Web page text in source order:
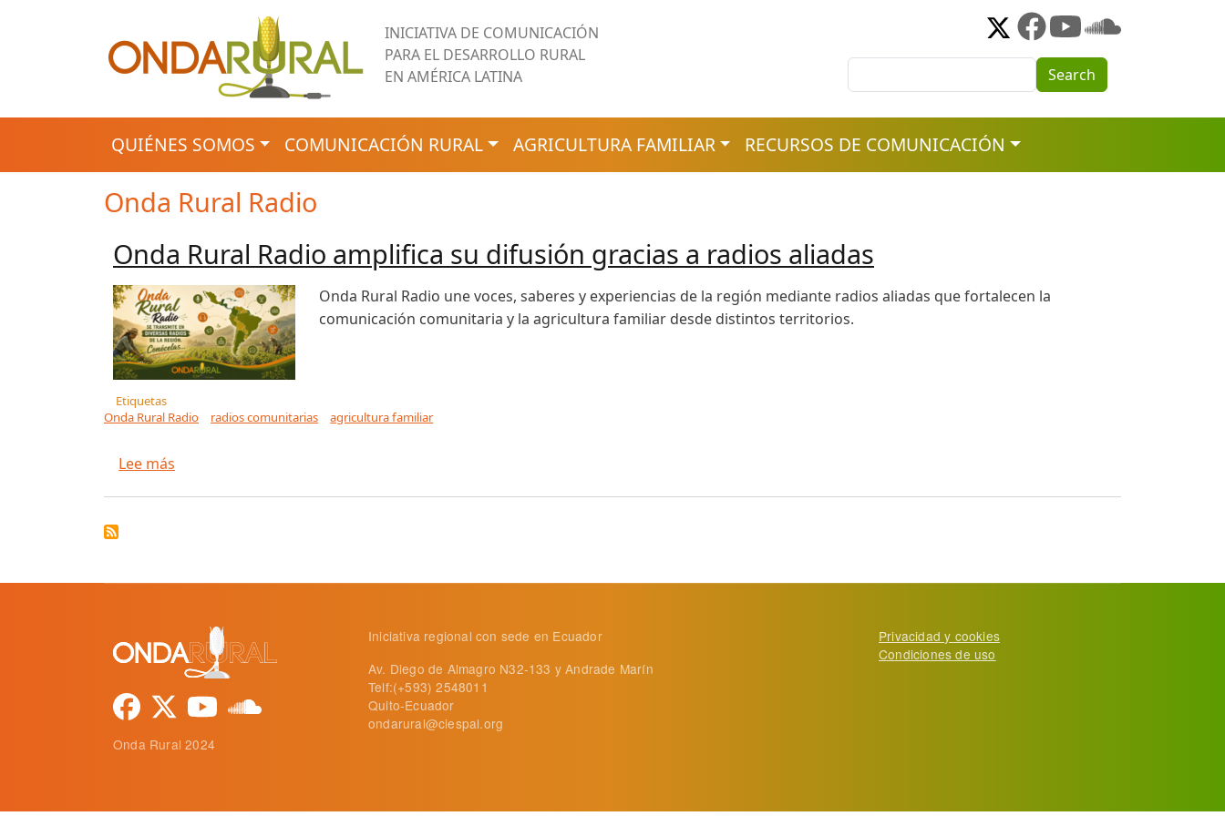
INICIATIVA DE COMUNICACIÓN
PARA EL DESARROLLO RURAL
EN AMÉRICA LATINA
Search
NAVEGACIÓN PRINCIPAL
QUIÉNES SOMOS COMUNICACIÓN RURAL AGRICULTURA FAMILIAR RECURSOS DE COMUNICACIÓN
Onda Rural Radio
Onda Rural Radio amplifica su difusión gracias a radios aliadas
Onda Rural Radio une voces, saberes y experiencias de la región mediante radios aliadas que fortalecen la
comunicación comunitaria y la agricultura familiar desde distintos territorios.
Etiquetas
Onda Rural Radio
radios comunitarias agricultura familiar
Lee más
Onda Rural 2024
Iniciativa regional con sede en Ecuador
Av. Diego de Almagro N32-133 y Andrade Marín
Telf:(+593) 2548011
Quito-Ecuador
ondarural@ciespal.org
Privacidad y cookies
Condiciones de uso